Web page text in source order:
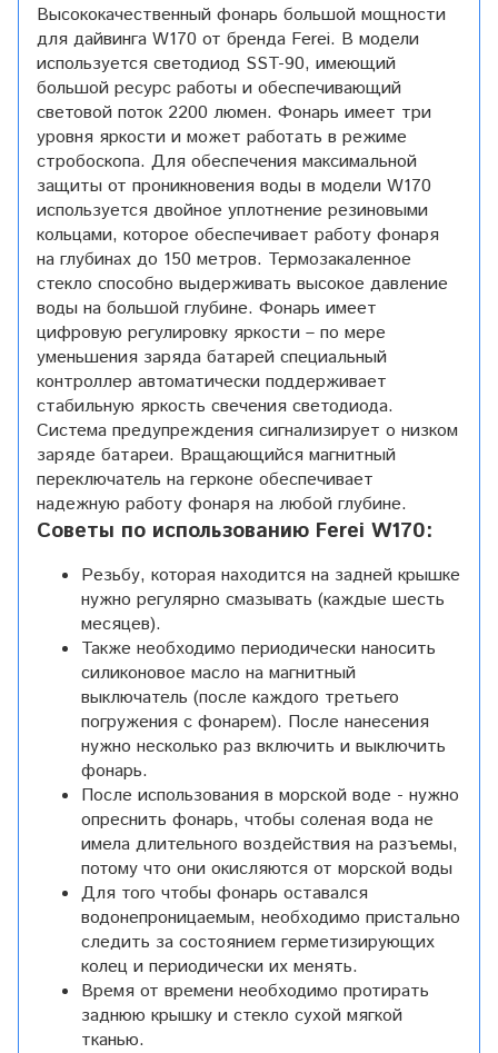
Высококачественный фонарь большой мощности
для дайвинга W170 от бренда Ferei. В модели
используется светодиод SST-90, имеющий
большой ресурс работы и обеспечивающий
световой поток 2200 люмен. Фонарь имеет три
уровня яркости и может работать в режиме
стробоскопа. Для обеспечения максимальной
защиты от проникновения воды в модели W170
используется двойное уплотнение резиновыми
кольцами, которое обеспечивает работу фонаря
на глубинах до 150 метров. Термозакаленное
стекло способно выдерживать высокое давление
воды на большой глубине. Фонарь имеет
цифровую регулировку яркости – по мере
уменьшения заряда батарей специальный
контроллер автоматически поддерживает
стабильную яркость свечения светодиода.
Система предупреждения сигнализирует о низком
заряде батареи. Вращающийся магнитный
переключатель на герконе обеспечивает
надежную работу фонаря на любой глубине.
Советы по использованию Ferei W170:
Резьбу, которая находится на задней крышке
нужно регулярно смазывать (каждые шесть
месяцев).
Также необходимо периодически наносить
силиконовое масло на магнитный
выключатель (после каждого третьего
погружения с фонарем). После нанесения
нужно несколько раз включить и выключить
фонарь.
После использования в морской воде - нужно
опреснить фонарь, чтобы соленая вода не
имела длительного воздействия на разъемы,
потому что они окисляются от морской воды
Для того чтобы фонарь оставался
водонепроницаемым, необходимо пристально
следить за состоянием герметизирующих
колец и периодически их менять.
Время от времени необходимо протирать
заднюю крышку и стекло сухой мягкой
тканью.